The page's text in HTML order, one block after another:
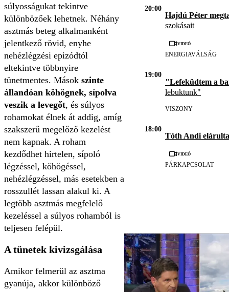
súlyosságukat tekintve
különbözőek lehetnek. Néhány
asztmás beteg alkalmanként
jelentkező rövid, enyhe
nehézlégzési epizódtól
eltekintve többnyire
tünetmentes. Mások szinte
állandóan köhögnek, sípolva
veszik a levegőt, és súlyos
rohamokat élnek át addig, amíg
szakszerű megelőző kezelést
nem kapnak. A roham
kezdődhet hirtelen, sípoló
légzéssel, köhögéssel,
nehézlégzéssel, más esetekben a
rosszullét lassan alakul ki. A
legtöbb asztmás megfelelő
kezeléssel a súlyos rohamból is
teljesen felépül.
A tünetek kivizsgálása
Amikor felmerül az asztma
gyanúja, akkor különböző
20:00
Hajdú Péter
szokásait
Videó
ENERGIAVÁLSÁG
19:00
"Lefeküdtem a
lebuktunk"
VISZONY
18:00
Tóth Andi
Videó
PÁRKAPCSOLAT